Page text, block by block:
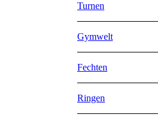
Turnen
Gymwelt
Fechten
Ringen